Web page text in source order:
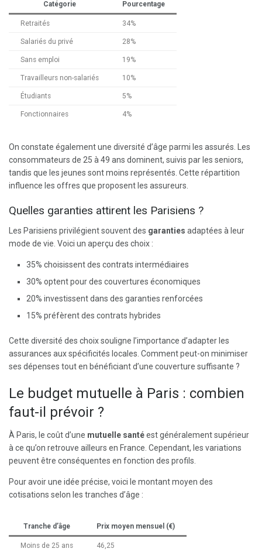
Catégorie Pourcentage
Retraités 34%
Salariés du privé 28%
Sans emploi 19%
Travailleurs non-salariés 10%
Étudiants 5%
Fonctionnaires 4%
On constate également une diversité d’âge parmi les assurés. Les
consommateurs de 25 à 49 ans dominent, suivis par les seniors,
tandis que les jeunes sont moins représentés. Cette répartition
influence les offres que proposent les assureurs.
Quelles garanties attirent les Parisiens ?
Les Parisiens privilégient souvent des garanties adaptées à leur
mode de vie. Voici un aperçu des choix :
35% choisissent des contrats intermédiaires
30% optent pour des couvertures économiques
20% investissent dans des garanties renforcées
15% préfèrent des contrats hybrides
Cette diversité des choix souligne l’importance d’adapter les
assurances aux spécificités locales. Comment peut-on minimiser
ses dépenses tout en bénéficiant d’une couverture suffisante ?
Le budget mutuelle à Paris : combien
faut-il prévoir ?
À Paris, le coût d’une mutuelle santéest généralement supérieur
à ce qu’on retrouve ailleurs en France. Cependant, les variations
peuvent être conséquentes en fonction des profils.
Pour avoir une idée précise, voici le montant moyen des
cotisations selon les tranches d’âge :
Tranche d’âge Prix moyen mensuel (€)
Moins de 25 ans 46,25